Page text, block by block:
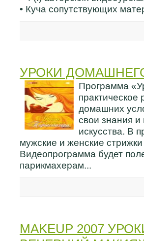
• Куча сопутствующих
УРОКИ
Программа
домашних
свои знания и
искусства. В
мужские и женские
Видеопрограмма будет
парикмахерам...
MAKEUP 2007